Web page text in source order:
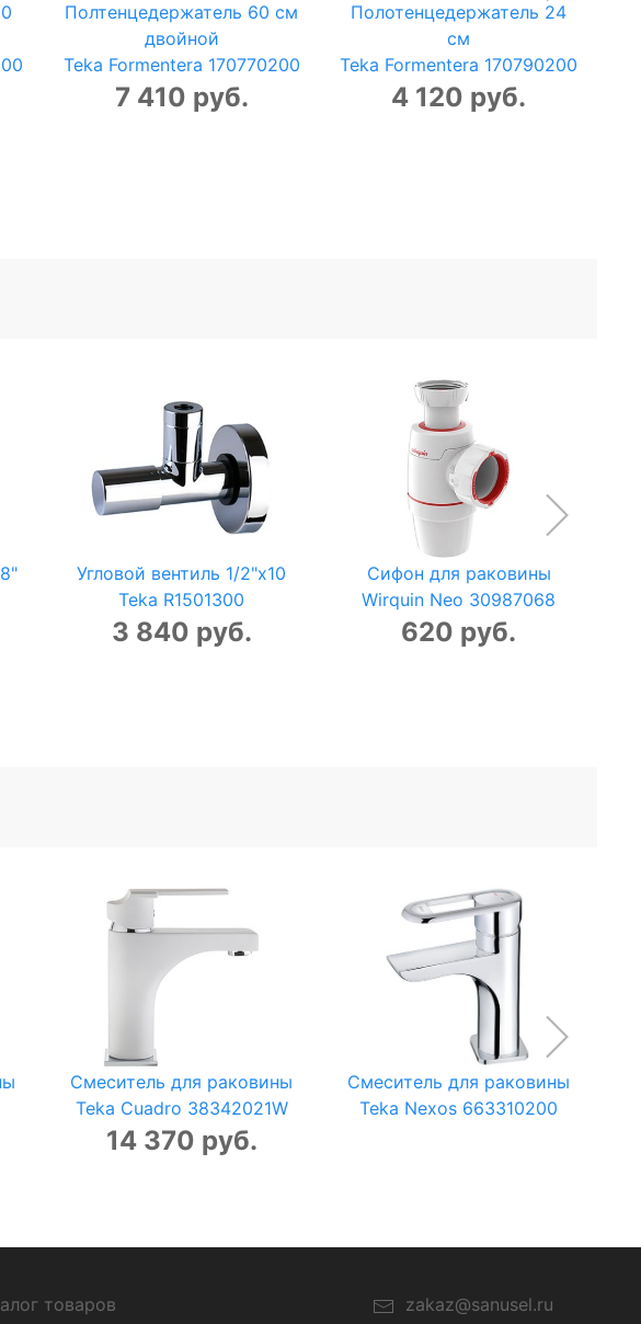
Полтенцедержатель 60 см
двойной
Teka Formentera 170770200
7 410 руб.
Полотенцедержатель 24
см
Teka Formentera 170790200
4 120 руб.
Угловой вентиль 1/2"x10
Teka R1501300
3 840 руб.
Сифон для раковины
Wirquin Neo 30987068
620 руб.
Смеситель для раковины
Teka Cuadro 38342021W
14 370 руб.
Смеситель для раковины
Teka Nexos 663310200
товаров
zakaz@sanusel.ru